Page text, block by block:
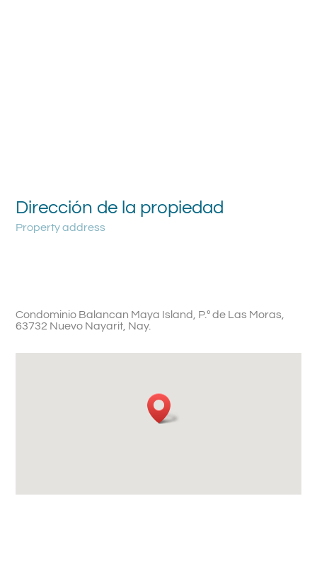
Dirección de la propiedad
Property address
Condominio Balancan Maya Island, P.º de Las Moras,
63732 Nuevo Nayarit, Nay.